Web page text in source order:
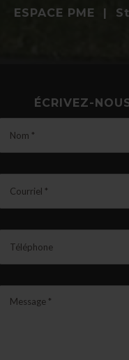
ESPACE PME |
ÉCRIVEZ-